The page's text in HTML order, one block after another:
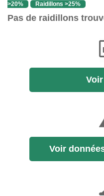
>20%
Raidillons >25%
Pas de raidillons
Voir